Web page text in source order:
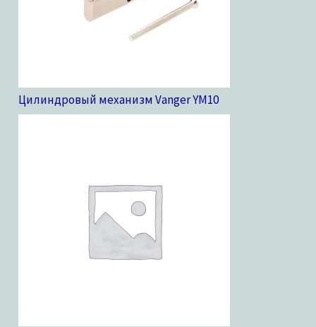
Цилиндровый механизм Vanger YM10